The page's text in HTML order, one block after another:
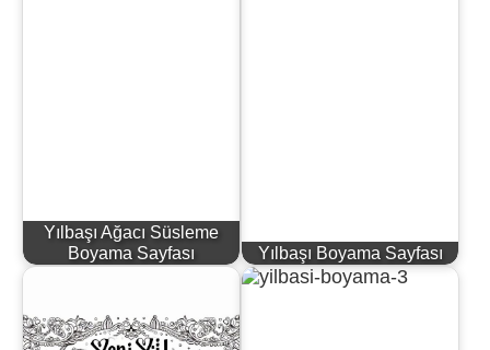
Yılbaşı Ağacı Süsleme
Boyama Sayfası
Yılbaşı Boyama Sayfası